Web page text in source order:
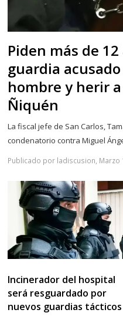
Piden más de
guardia
hombre y herir
Ñiquén
La fiscal jefe de San Carlos,
condenatorio contra Miguel
Publicado por ladiscusion, Marzo
Incinerador del hospital
será resguardado por
nuevos guardias tácticos